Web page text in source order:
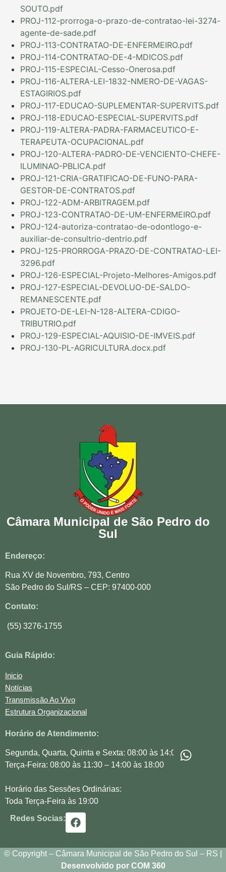
SOUTO.pdf
PROJ-112-prorroga-o-prazo-de-contratao-lei-3274-
agente-de-sade.pdf
PROJ-113-CONTRATAO-DE-ENFERMEIRO.pdf
PROJ-114-CONTRATAO-DE-4-MDICOS.pdf
PROJ-115-ESPECIAL-Cesso-Onerosa.pdf
PROJ-116-ALTERA-LEI-1832-NMERO-DE-VAGAS-
ESTAGIRIOS.pdf
PROJ-117-EDUCAO-SUPLEMENTAR-SUPERVITS.pdf
PROJ-118-EDUCAO-ESPECIAL-SUPERVITS.pdf
PROJ-119-ALTERA-PADRA-FARMACEUTICO-E-
TERAPEUTA-OCUPACIONAL.pdf
PROJ-120-ALTERA-PADRO-DE-VENCIENTO-CHEFE-
ILUMINAO-PBLICA.pdf
PROJ-121-CRIA-GRATIFICAO-DE-FUNO-PARA-
GESTOR-DE-CONTRATOS.pdf
PROJ-122-ADM-ARBITRAGEM.pdf
PROJ-123-CONTRATAO-DE-UM-ENFERMEIRO.pdf
PROJ-124-autoriza-contratao-de-odontlogo-e-
auxiliar-de-consultrio-dentrio.pdf
PROJ-125-PRORROGA-PRAZO-DE-CONTRATAO-LEI-
3296.pdf
PROJ-126-ESPECIAL-Projeto-Melhores-Amigos.pdf
PROJ-127-ESPECIAL-DEVOLUO-DE-SALDO-
REMANESCENTE.pdf
PROJETO-DE-LEI-N-128-ALTERA-CDIGO-
TRIBUTRIO.pdf
PROJ-129-ESPECIAL-AQUISIO-DE-IMVEIS.pdf
PROJ-130-PL-AGRICULTURA.docx.pdf
Câmara Municipal de São Pedro do
Sul
Endereço:
Rua XV de Novembro, 793, Centro
São Pedro do Sul/RS – CEP: 97400-000
Contato:
(55) 3276-1755
Guia Rápido:
Inicio
Notícias
Transmissão Ao Vivo
Estrutura Organizacional
Horário de Atendimento:
Segunda, Quarta, Quinta e Sexta: 08:00 às 14:00
Terça-Feira: 08:00 às 11:30 – 14:00 às 18:00
Horário das Sessões Ordinárias:
Toda Terça-Feira às 19:00
Redes Socias:
© Copyright – Câmara Municipal de São Pedro do Sul – RS |
Desenvolvido por COM 360